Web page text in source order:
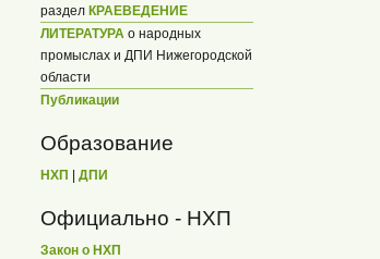
раздел КРАЕВЕДЕНИЕ
ЛИТЕРАТУРА о народных
промыслах и ДПИ Нижегородской
области
Публикации
Образование
НХП ДПИ
Официально - НХП
Закон о НХП